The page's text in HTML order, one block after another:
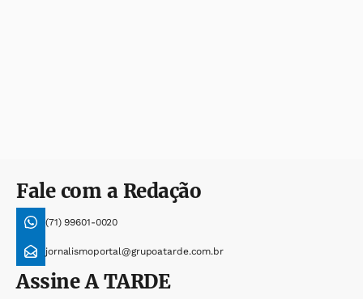
Fale com a Redação
(71) 99601-0020
jornalismoportal@grupoatarde.com.br
AssineA TARDE